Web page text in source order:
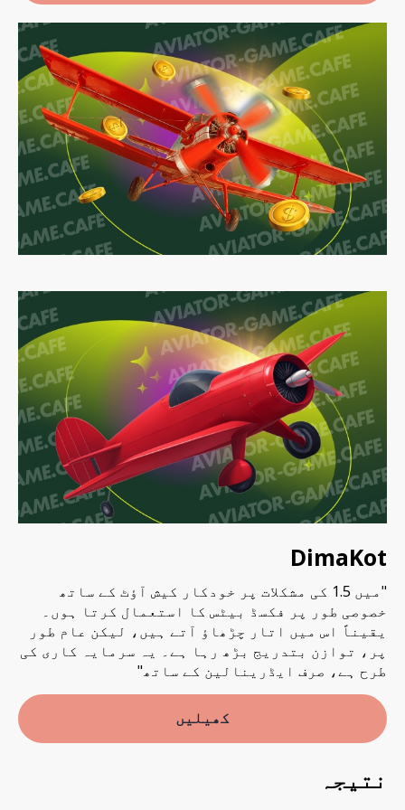
DimaKot
"میں 1.5 کی مشکلات پر خودکار کیش آؤٹ کے ساتھ
خصوصی طور پر فکسڈ بیٹس کا استعمال کرتا ہوں۔
یقیناً اس میں اتار چڑھاؤ آتے ہیں، لیکن عام طور
پر، توازن بتدریج بڑھ رہا ہے۔ یہ سرمایہ کاری کی
طرح ہے، صرف ایڈرینالین کے ساتھ"
کھیلیں
نتیجہ